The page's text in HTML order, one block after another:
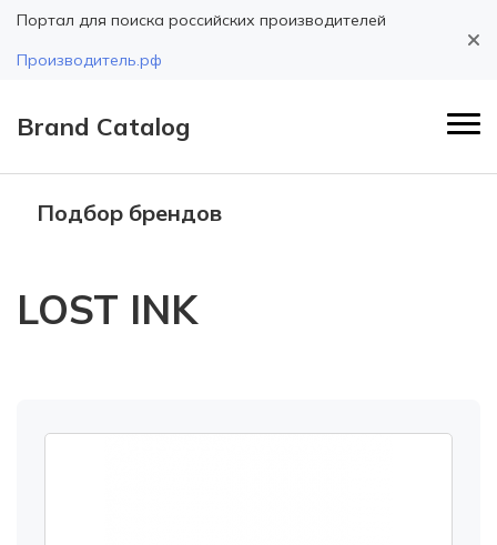
Портал для поиска российских производителей
Производитель.рф
Brand Catalog
Подбор брендов
LOST INK